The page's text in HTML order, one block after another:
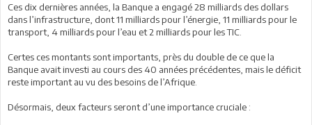
Ces dix dernières années, la Banque a engagé 28 milliards des dollars
dans l’infrastructure, dont 11 milliards pour l’énergie, 11 milliards pour le
transport, 4 milliards pour l’eau et 2 milliards pour les TIC.
Certes ces montants sont importants, près du double de ce que la
Banque avait investi au cours des 40 années précédentes, mais le déficit
reste important au vu des besoins de l’Afrique.
Désormais, deux facteurs seront d’une importance cruciale :